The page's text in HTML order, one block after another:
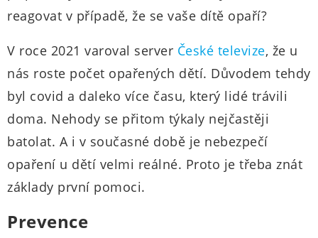
reagovat v případě, že se vaše dítě opaří?
V roce 2021 varoval server České televize, že u
nás roste počet opařených dětí. Důvodem tehdy
byl covid a daleko více času, který lidé trávili
doma. Nehody se přitom týkaly nejčastěji
batolat. A i v současné době je nebezpečí
opaření u dětí velmi reálné. Proto je třeba znát
základy první pomoci.
Prevence